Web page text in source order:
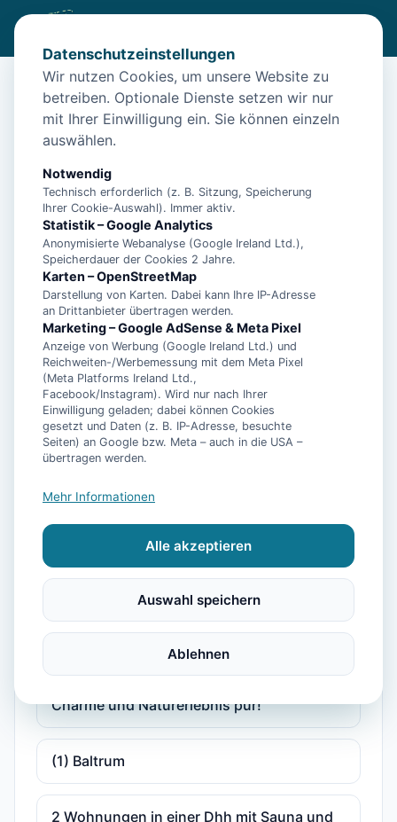
Diese Unterkunft ist aktuell nicht
buchbar
Unterkünfte in der Nähe
"Entspannen Sie in der charmanten
Ferienwohnung Gulfhof Dreybült in
Neßmersiel!"
"Erholsamer Familienurlaub im Gulfhof
Dreybült: Natur, Komfort und Spaß!"
"Erholsamer Familienurlaub im historischen
"Erholung pur: Moderne Ferienwohnung
Waterkant mit Weitblick und Komfort!"
"Idyllische Ferienwohnung in Neßmersiel –
Ihr Rückzugsort an der Küste!"
Charme und Naturerlebnis pur!"
(1) Baltrum
2 Wohnungen in einer Dhh mit Sauna und
Datenschutzeinstellungen
Wir nutzen Cookies, um unsere Website zu
betreiben. Optionale Dienste setzen wir nur
mit Ihrer Einwilligung ein. Sie können einzeln
auswählen.
Notwendig
Technisch erforderlich (z. B. Sitzung, Speicherung
Ihrer Cookie-Auswahl). Immer aktiv.
Statistik – Google Analytics
Anonymisierte Webanalyse (Google Ireland Ltd.),
Speicherdauer der Cookies 2 Jahre.
Karten – OpenStreetMap
Darstellung von Karten. Dabei kann Ihre IP-Adresse
an Drittanbieter übertragen werden.
Marketing – Google AdSense & Meta Pixel
Anzeige von Werbung (Google Ireland Ltd.) und
Reichweiten-/Werbemessung mit dem Meta Pixel
(Meta Platforms Ireland Ltd.,
Facebook/Instagram). Wird nur nach Ihrer
Einwilligung geladen; dabei können Cookies
gesetzt und Daten (z. B. IP-Adresse, besuchte
Seiten) an Google bzw. Meta – auch in die USA –
übertragen werden.
Mehr Informationen
Alle akzeptieren
Auswahl speichern
Ablehnen